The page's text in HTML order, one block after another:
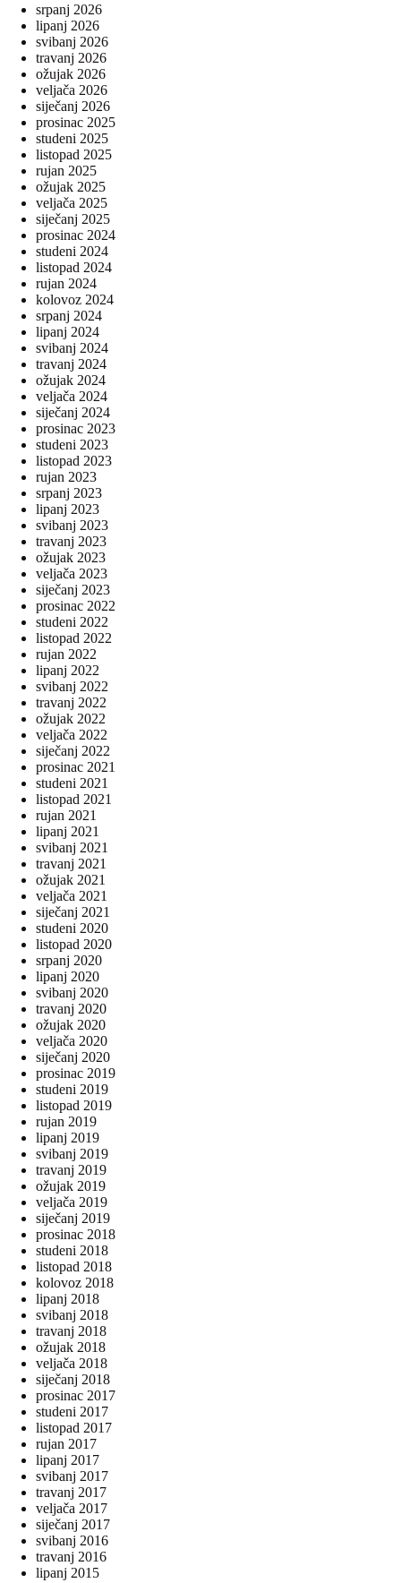
srpanj 2026
lipanj 2026
svibanj 2026
travanj 2026
ožujak 2026
veljača 2026
siječanj 2026
prosinac 2025
studeni 2025
listopad 2025
rujan 2025
ožujak 2025
veljača 2025
siječanj 2025
prosinac 2024
studeni 2024
listopad 2024
rujan 2024
kolovoz 2024
srpanj 2024
lipanj 2024
svibanj 2024
travanj 2024
ožujak 2024
veljača 2024
siječanj 2024
prosinac 2023
studeni 2023
listopad 2023
rujan 2023
srpanj 2023
lipanj 2023
svibanj 2023
travanj 2023
ožujak 2023
veljača 2023
siječanj 2023
prosinac 2022
studeni 2022
listopad 2022
rujan 2022
lipanj 2022
svibanj 2022
travanj 2022
ožujak 2022
veljača 2022
siječanj 2022
prosinac 2021
studeni 2021
listopad 2021
rujan 2021
lipanj 2021
svibanj 2021
travanj 2021
ožujak 2021
veljača 2021
siječanj 2021
studeni 2020
listopad 2020
srpanj 2020
lipanj 2020
svibanj 2020
travanj 2020
ožujak 2020
veljača 2020
siječanj 2020
prosinac 2019
studeni 2019
listopad 2019
rujan 2019
lipanj 2019
svibanj 2019
travanj 2019
ožujak 2019
veljača 2019
siječanj 2019
prosinac 2018
studeni 2018
listopad 2018
kolovoz 2018
lipanj 2018
svibanj 2018
travanj 2018
ožujak 2018
veljača 2018
siječanj 2018
prosinac 2017
studeni 2017
listopad 2017
rujan 2017
lipanj 2017
svibanj 2017
travanj 2017
veljača 2017
siječanj 2017
svibanj 2016
travanj 2016
lipanj 2015